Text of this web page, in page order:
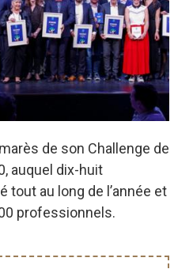
de son Challenge de
auquel dix-huit
tout au long de l’année et
professionnels.